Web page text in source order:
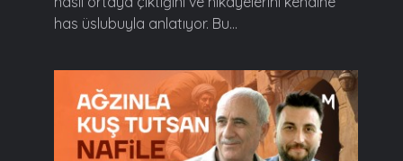
has üslubuyla anlatıyor. Bu...